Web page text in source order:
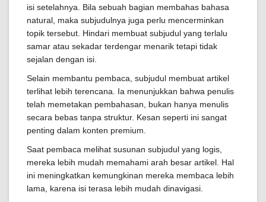
isi setelahnya. Bila sebuah bagian membahas bahasa
natural, maka subjudulnya juga perlu mencerminkan
topik tersebut. Hindari membuat subjudul yang terlalu
samar atau sekadar terdengar menarik tetapi tidak
sejalan dengan isi.
Selain membantu pembaca, subjudul membuat artikel
terlihat lebih terencana. Ia menunjukkan bahwa penulis
telah memetakan pembahasan, bukan hanya menulis
secara bebas tanpa struktur. Kesan seperti ini sangat
penting dalam konten premium.
Saat pembaca melihat susunan subjudul yang logis,
mereka lebih mudah memahami arah besar artikel. Hal
ini meningkatkan kemungkinan mereka membaca lebih
lama, karena isi terasa lebih mudah dinavigasi.